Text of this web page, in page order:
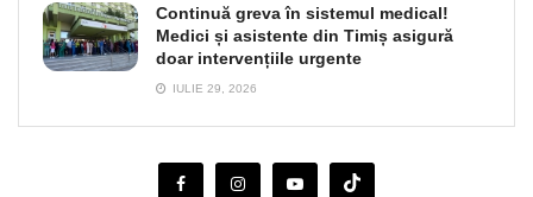
Continuă greva în sistemul medical!
Medici și asistente din Timiș asigură
doar intervențiile urgente
IULIE 29, 2026